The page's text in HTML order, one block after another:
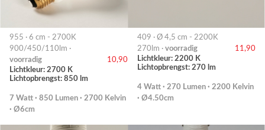
955 · 6 cm - 2700K
900/450/110lm ·
voorradig
10,90
Lichtkleur: 2700 K
Lichtopbrengst: 850 lm
7 Watt · 850 Lumen · 2700 Kelvin
· Ø6cm
409 · Ø 4,5 cm - 2200K
270lm · voorradig
11,90
Lichtkleur: 2200 K
Lichtopbrengst: 270 lm
4 Watt · 270 Lumen · 2200 Kelvin
· Ø4.50cm